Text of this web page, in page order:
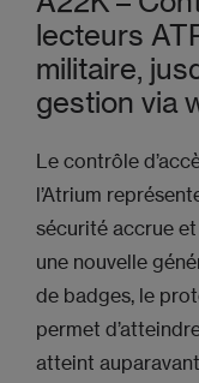
lecteurs
militaire,
gestion via
Le contrôle
l’Atrium
sécurité accrue
une nouvelle
de badges, le
permet
atteint